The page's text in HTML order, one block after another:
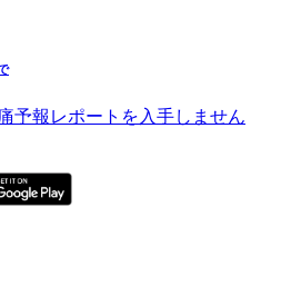
予報レポートを入手しません